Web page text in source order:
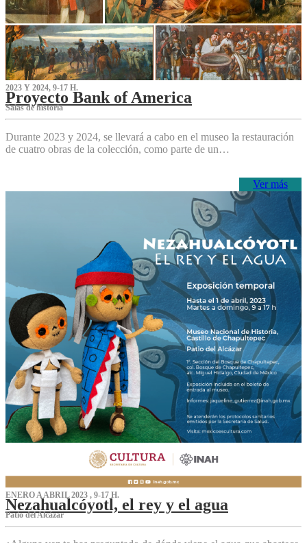
2023 Y 2024, 9-17 H.
Proyecto Bank of America
S‌alas de historia
Durante 2023 y 2024, se llevará a cabo en el museo la restauración
de cuatro obras de la colección, como parte de un…
Ver más
ENERO A ABRIL 2023 , 9-17 H.
Nezahualcóyotl, el rey y el agua
Patio del Alcázar